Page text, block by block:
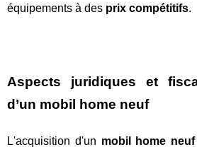
équipements à des prix compétitifs.
Aspects juridiques et
d’un mobil home neuf
L'acquisition d'un mobil home neuf